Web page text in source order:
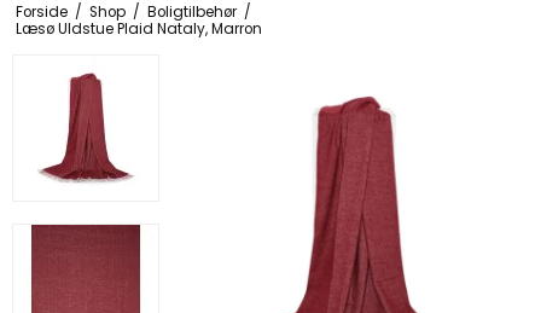
Forside / Shop / Boligtilbehør /
Læsø Uldstue Plaid Nataly, Marron